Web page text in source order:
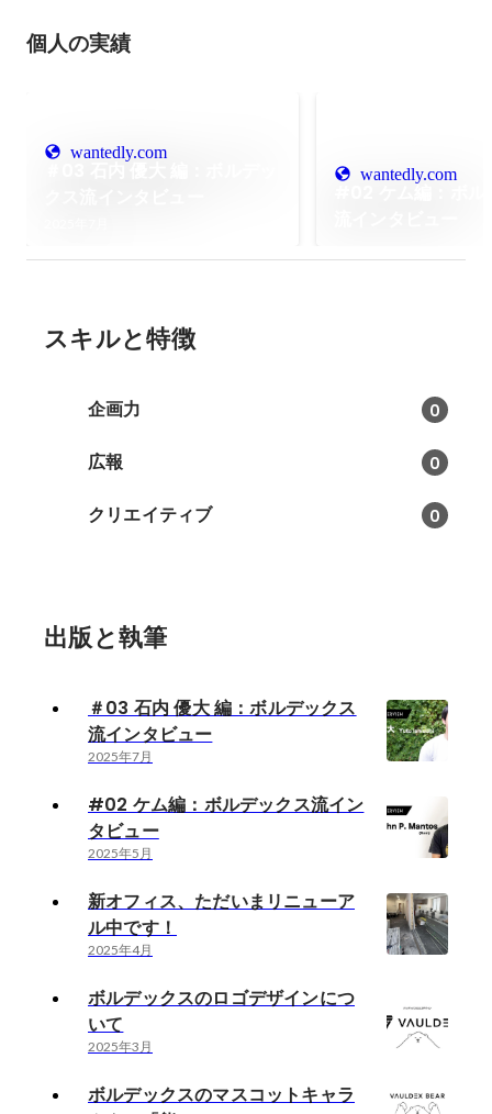
個人の実績
wantedly.com
wantedly.com
スキルと特徴
企画力 0
広報 0
クリエイティブ 0
出版と執筆
＃03 石内 優大 編：ボルデックス
流インタビュー
2025年7月
#02 ケム編：ボルデックス流イン
タビュー
2025年5月
新オフィス、ただいまリニューア
ル中です！
2025年4月
ボルデックスのロゴデザインにつ
いて
2025年3月
ボルデックスのマスコットキャラ